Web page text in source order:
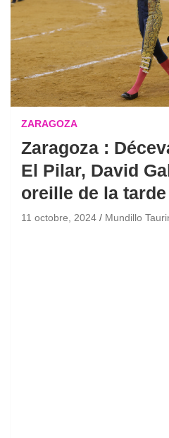
ZARAGOZA
Zaragoza :
El Pilar, David
oreille de la tarde
11 octobre, 2024 Mundillo